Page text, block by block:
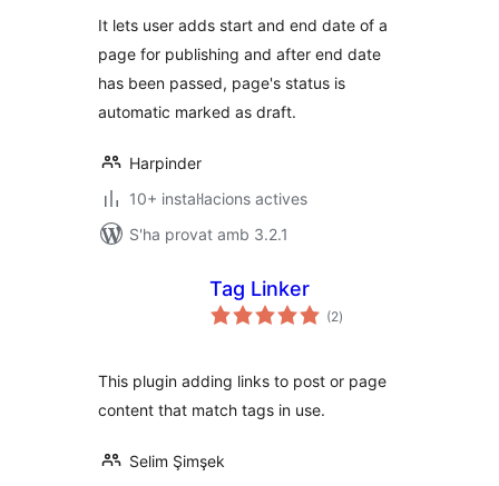
It lets user adds start and end date of a
page for publishing and after end date
has been passed, page's status is
automatic marked as draft.
Harpinder
10+ instal·lacions actives
S'ha provat amb 3.2.1
Tag Linker
(2puntuacions
totals
)
This plugin adding links to post or page
content that match tags in use.
Selim Şimşek